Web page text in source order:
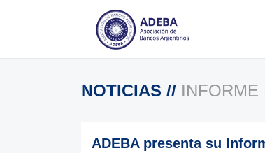
NOTICIAS // INFORME
ADEBA presenta su